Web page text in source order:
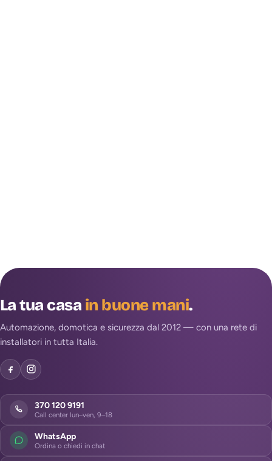
La tua casain buone mani.
Automazione, domotica e sicurezza dal 2012 — con una rete di
installatori in tutta Italia.
370 120 9191
Call center lun–ven, 9–18
WhatsApp
Ordina o chiedi in chat